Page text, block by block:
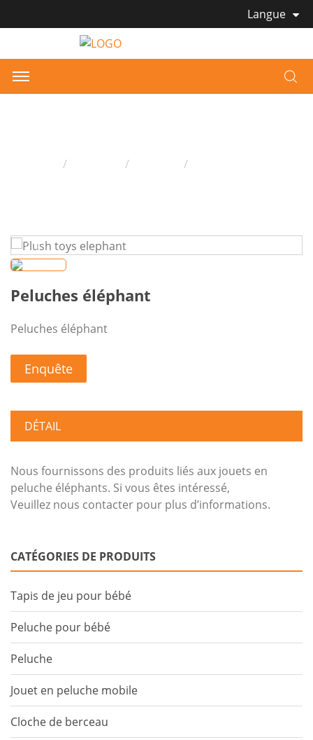
Langue
Peluches éléphant
Peluches éléphant
Enquête
DÉTAIL
Nous fournissons des produits liés aux jouets en
peluche éléphants. Si vous êtes intéressé,
Veuillez nous contacter pour plus d’informations.
CATÉGORIES DE PRODUITS
Tapis de jeu pour bébé
Peluche pour bébé
Peluche
Jouet en peluche mobile
Cloche de berceau